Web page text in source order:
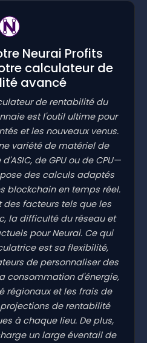
Neurai Profits
calculateur de
avancé
de rentabilité du
est l'outil ultime pour
et les nouveaux venus.
variété de matériel de
de GPU ou de CPU—
des calculs adaptés
blockchain en temps réel.
facteurs tels que les
la difficulté du réseau et
pour Neurai. Ce qui
est sa flexibilité,
de personnaliser des
consommation d'énergie,
régionaux et les frais de
de rentabilité
à chaque lieu. De plus,
un large éventail de